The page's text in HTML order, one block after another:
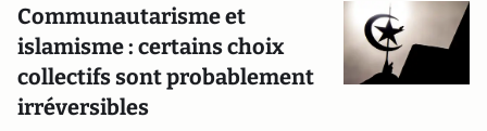
Communautarisme et
islamisme : certains choix
collectifs sont probablement
irréversibles